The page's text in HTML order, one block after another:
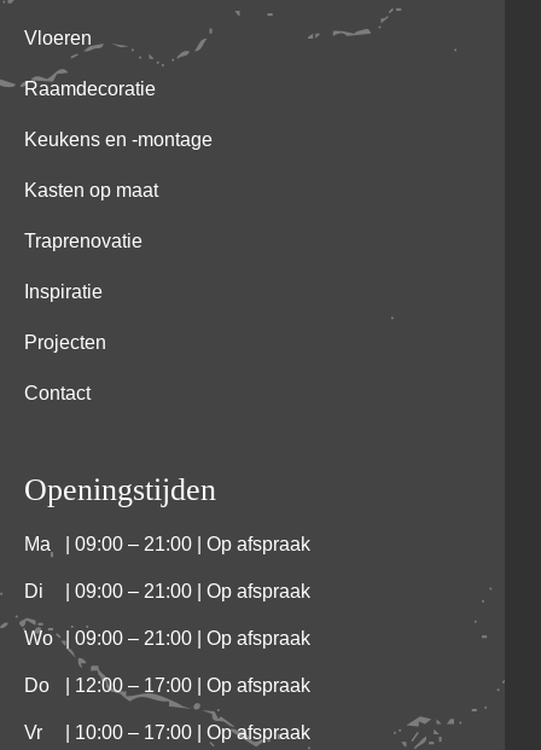
Vloeren
Raamdecoratie
Keukens en -montage
Kasten op maat
Traprenovatie
Inspiratie
Projecten
Contact
Openingstijden
Ma | 09:00 – 21:00 | Op afspraak
Di | 09:00 – 21:00 | Op afspraak
Wo | 09:00 – 21:00 | Op afspraak
Do | 12:00 – 17:00 | Op afspraak
Vr | 10:00 – 17:00 | Op afspraak